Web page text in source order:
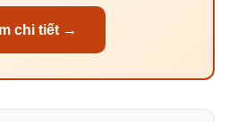
chi tiết →